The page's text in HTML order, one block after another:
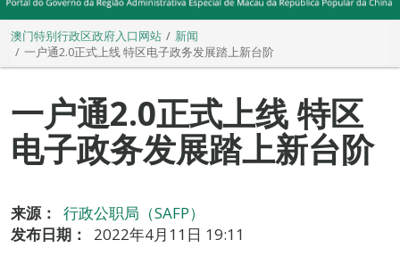
澳门特别行政区政府入口网站
新闻
一户通2.0正式上线 特区电子政务发展踏上新台阶
一户通2.0正式上线 特区
电子政务发展踏上新台阶
来源：
行政公职局（SAFP）
发布日期：
2022年4月11日 19:11